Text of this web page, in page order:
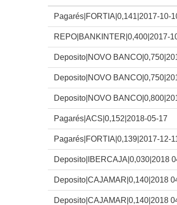
Pagarés|FORTIA|0,141|2017-10-
REPO|BANKINTER|0,400|2017-
Deposito|NOVO
Deposito|NOVO
Deposito|NOVO
Pagarés|ACS|0,152|2018-05-17
Pagarés|FORTIA|0,139|2017-12-
Deposito|IBERCAJA|0,030|2018
Deposito|CAJAMAR|0,140|2018
Deposito|CAJAMAR|0,140|2018